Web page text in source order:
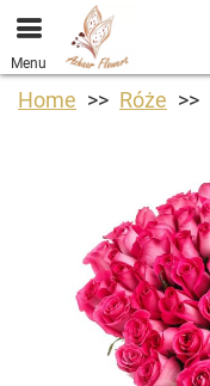
Menu
Home Róże